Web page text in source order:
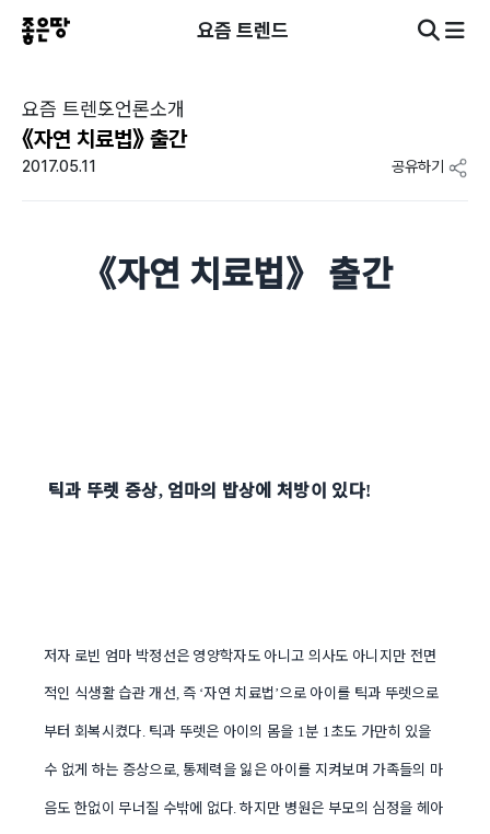
요즘 트렌드
요즘 트렌드언론소개
《자연 치료법》 출간
2017.05.11 공유하기
《자연 치료법》 출간
틱과 뚜렛 증상, 엄마의 밥상에 처방이 있다!
저자 로빈 엄마 박정선은 영양학자도 아니고 의사도 아니지만 전면
적인 식생활 습관 개선, 즉 ‘자연 치료법’으로 아이를 틱과 뚜렛으로
부터 회복시켰다. 틱과 뚜렛은 아이의 몸을 1분 1초도 가만히 있을
수 없게 하는 증상으로, 통제력을 잃은 아이를 지켜보며 가족들의 마
음도 한없이 무너질 수밖에 없다.하지만 병원은 부모의 심정을 헤아